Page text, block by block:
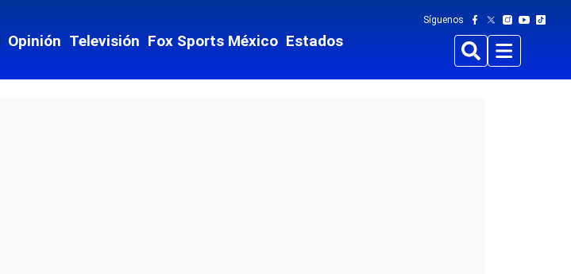
Opinión Televisión Fox Sports México Estados
Síguenos
BuscarMenu